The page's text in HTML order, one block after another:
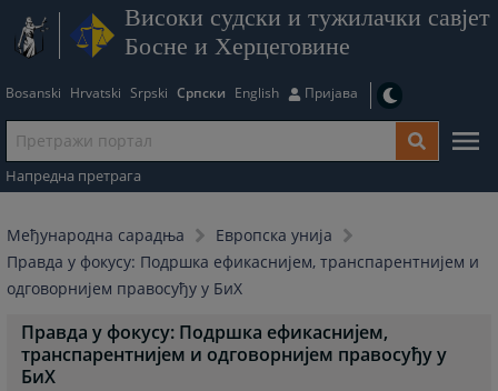
Високи судски и тужилачки савјет
Босне и Херцеговине
Bosanski Hrvatski Srpski Српски English Пријава
Напредна претрага
Међународна сарадња
Европска унија
Правда у фокусу: Подршка ефикаснијем, транспарентнијем и
одговорнијем правосуђу у БиХ
Правда у фокусу: Подршка ефикаснијем,
транспарентнијем и одговорнијем правосуђу у
БиХ